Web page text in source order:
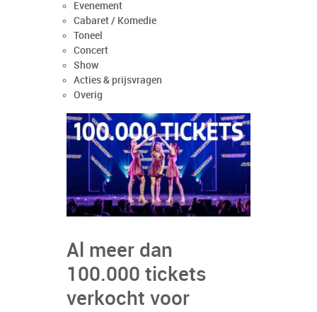
Evenement
Cabaret / Komedie
Toneel
Concert
Show
Acties & prijsvragen
Overig
Al meer dan
100.000 tickets
verkocht voor